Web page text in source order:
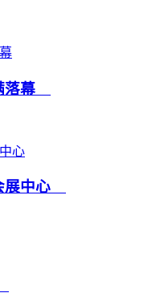
落幕
展中心